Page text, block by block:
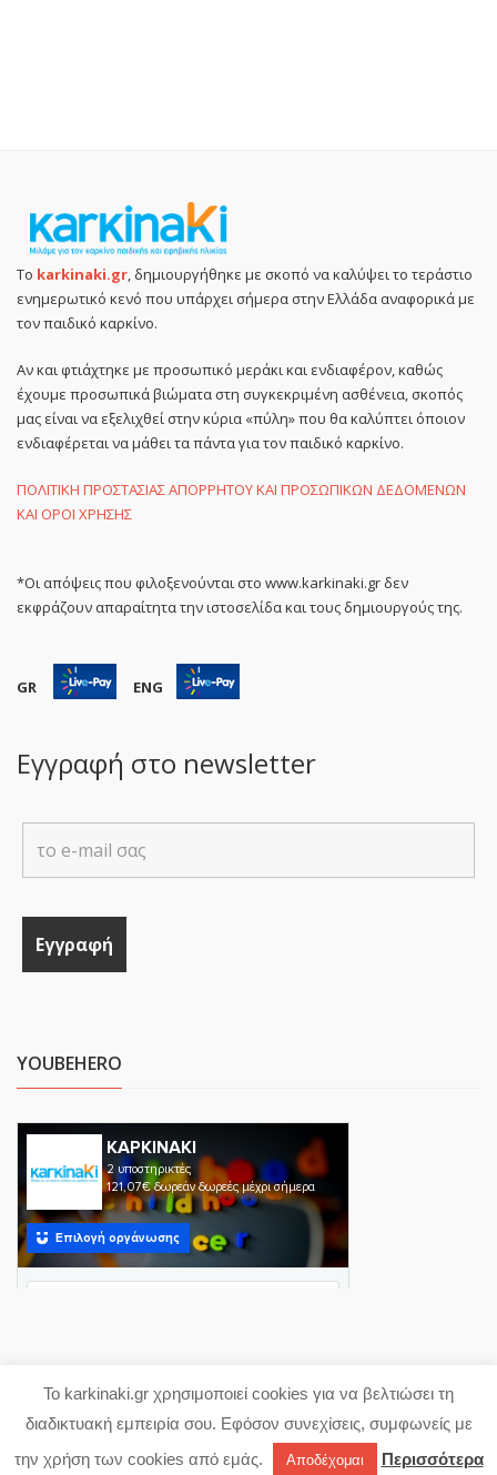
Το karkinaki.gr, δημιουργήθηκε με σκοπό να καλύψει το τεράστιο
ενημερωτικό κενό που υπάρχει σήμερα στην Ελλάδα αναφορικά με
τον παιδικό καρκίνο.
Αν και φτιάχτηκε με προσωπικό μεράκι και ενδιαφέρον, καθώς
έχουμε προσωπικά βιώματα στη συγκεκριμένη ασθένεια, σκοπός
μας είναι να εξελιχθεί στην κύρια «πύλη» που θα καλύπτει όποιον
ενδιαφέρεται να μάθει τα πάντα για τον παιδικό καρκίνο.
ΠΟΛΙΤΙΚΗ ΠΡΟΣΤΑΣΙΑΣ ΑΠΟΡΡΗΤΟΥ ΚΑΙ ΠΡΟΣΩΠΙΚΩΝ ΔΕΔΟΜΕΝΩΝ
ΚΑΙ ΟΡΟΙ ΧΡΗΣΗΣ
*Οι απόψεις που φιλοξενούνται στο www.karkinaki.gr δεν
εκφράζουν απαραίτητα την ιστοσελίδα και τους δημιουργούς της.
GR ENG
Εγγραφή στο newsletter
YOUBEHERO
Copyright 2023 karkinaki.gr
Powered with ♥ byproDigi
Το karkinaki.gr χρησιμοποιεί cookies για να βελτιώσει τη
διαδικτυακή εμπειρία σου. Εφόσον συνεχίσεις, συμφωνείς με
την χρήση των cookies από εμάς.
Αποδέχομαι Περισσότερα